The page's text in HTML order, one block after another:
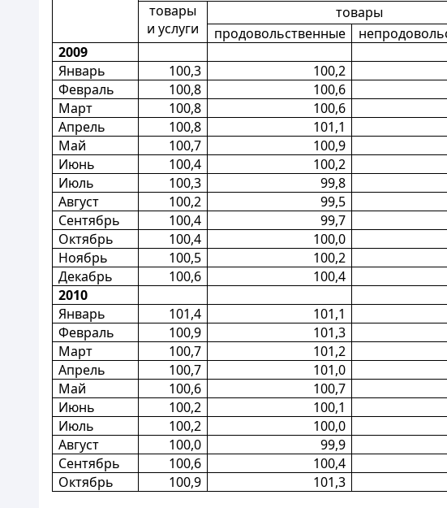
товары
и услуги
товары
продовольственные
2009
Январь
100,3 100,2
Февраль
100,8 100,6
Март
100,8 100,6
Апрель
100,8 101,1
Май
100,7 100,9
Июнь
100,4 100,2
Июль
100,3 99,8
Август
100,2 99,5
Сентябрь
100,4 99,7
Октябрь
100,4 100,0
Ноябрь
100,5 100,2
Декабрь
100,6 100,4
2010
Январь
101,4 101,1
Февраль
100,9 101,3
Март
100,7 101,2
Апрель
100,7 101,0
Май
100,6 100,7
Июнь
100,2 100,1
Июль
100,2 100,0
Август
100,0 99,9
Сентябрь
100,6 100,4
Октябрь
100,9 101,3